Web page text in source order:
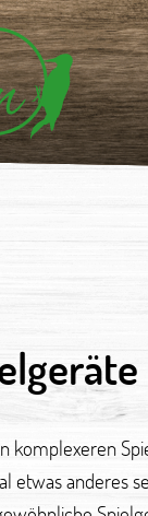
komplexeren
etwas anderes
Formen an.